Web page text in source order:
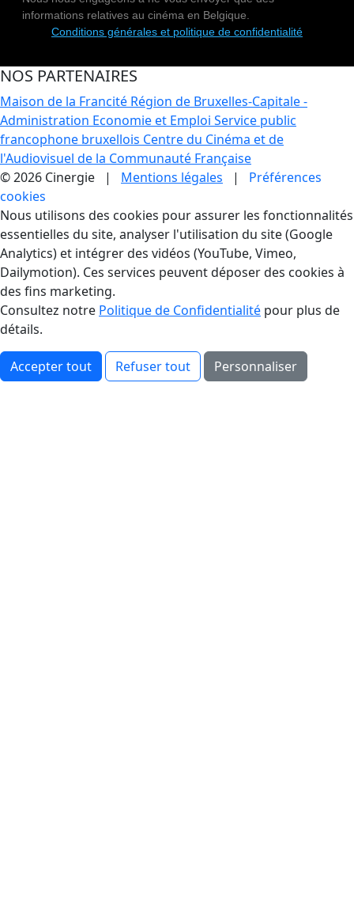
informations relatives au cinéma en Belgique.
Conditions générales et politique de confidentialité
NOS PARTENAIRES
Maison de la Francité Région de Bruxelles-Capitale -
Administration Economie et Emploi Service public
francophone bruxellois Centre du Cinéma et de
l'Audiovisuel de la Communauté Française
© 2026 Cinergie | Mentions légales | Préférences
cookies
Gestion des Cookies
Nous utilisons des cookies pour assurer les fonctionnalités
essentielles du site, analyser l'utilisation du site (Google
Analytics) et intégrer des vidéos (YouTube, Vimeo,
Dailymotion). Ces services peuvent déposer des cookies à
des fins marketing.
Consultez notre Politique de Confidentialité pour plus de
détails.
Accepter tout Refuser tout Personnaliser